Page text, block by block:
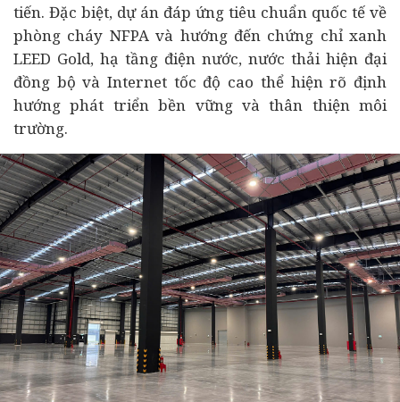
tiến. Đặc biệt, dự án đáp ứng tiêu chuẩn quốc tế về
phòng cháy NFPA và hướng đến chứng chỉ xanh
LEED Gold, hạ tầng điện nước, nước thải hiện đại
đồng bộ và Internet tốc độ cao thể hiện rõ định
hướng phát triển bền vững và thân thiện môi
trường.